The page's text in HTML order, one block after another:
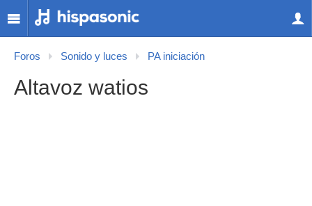
Foros Sonido y luces PA iniciación
Altavoz watios